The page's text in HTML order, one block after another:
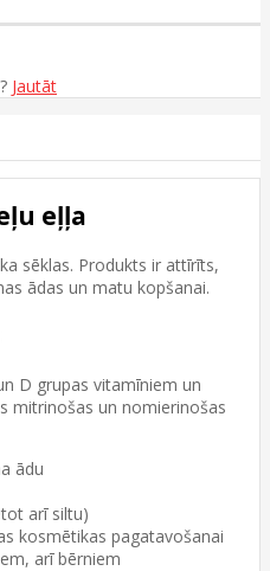
Jautāt
eļļa
sēklas. Produkts ir attīrīts,
ādas un matu kopšanai.
D grupas vitamīniem un
mitrinošas un nomierinošas
ādu
arī siltu)
kosmētikas pagatavošanai
arī bērniem